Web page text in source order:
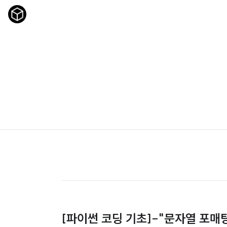
[파이썬 코딩 기초]-"문자열 포